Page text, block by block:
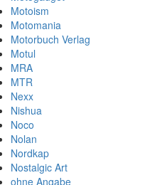
Motoism
Motomania
Motorbuch Verlag
Motul
MRA
MTR
Nexx
Nishua
Noco
Nolan
Nordkap
Nostalgic Art
ohne Angabe